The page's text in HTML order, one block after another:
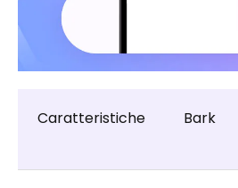
Caratteristiche Bark